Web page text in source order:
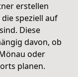
erstellen
speziell auf
Diese
davon, ob
oder
planen.